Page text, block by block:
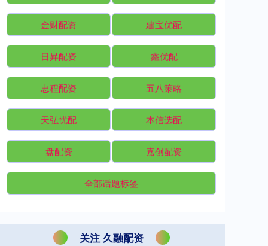
金财配资 建宝优配
日昇配资 鑫优配
忠程配资 五八策略
天弘忧配 本信选配
盘配资 嘉创配资
全部话题标签
关注 久融配资